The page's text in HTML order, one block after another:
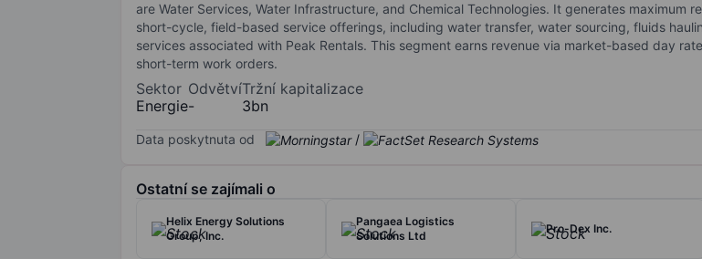
are Water Services, Water Infrastructure, and Chemical Technologies. It generates maximum
short-cycle, field-based service offerings, including water transfer, water sourcing, fluids
services associated with Peak Rentals. This segment earns revenue via market-based day
short-term work orders.
Sektor
Energie
Odvětví
-
Tržní kapitalizace
3bn
Data poskytnuta od /
Ostatní se zajímali o
Helix Energy Solutions
Group, Inc.
Pangaea Logistics
Solutions Ltd
Pro-Dex Inc.